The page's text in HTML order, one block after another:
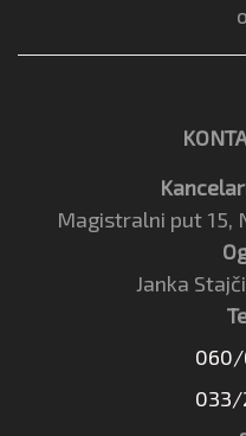
Magistralni put 15,
Janka
060/
033/